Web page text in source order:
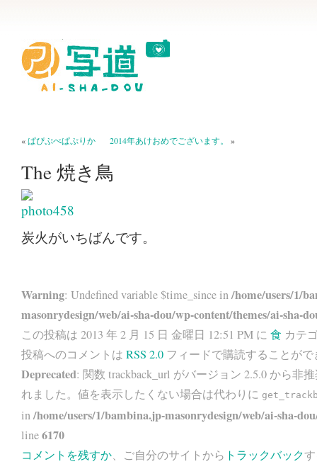
«ぱぴぷぺぱぷりか 2014年あけおめでございます。 »
The 焼き鳥
炭火がいちばんです。
Warning: Undefined variable $time_since in/home/users/1/
masonrydesign/web/ai-sha-dou/wp-content/themes/ai-sha-
この投稿は 2013 年 2 月 15 日 金曜日 12:51 PM に 食 カテ
投稿へのコメントは RSS 2.0 フィードで購読することが
Deprecated: 関数 trackback_url がバージョン 2.5.0 から非
れました。値を表示したくない場合は代わりに
in/home/users/1/bambina.jp-masonrydesign/web/ai-sha-
line6170
コメントを残すか、ご自分のサイトから トラックバック